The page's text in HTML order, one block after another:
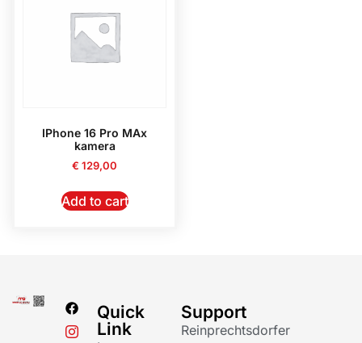
IPhone 16 Pro MAx
kamera
€ 129,00
Add to cart
Quick
Link
Support
Reinprechtsdorfer